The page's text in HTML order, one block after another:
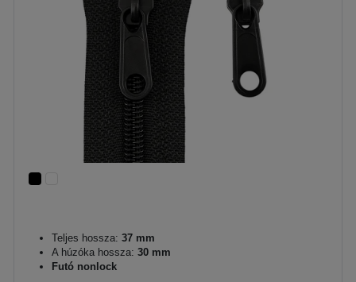
Teljes hossza: 37 mm
A húzóka hossza: 30 mm
Futó nonlock